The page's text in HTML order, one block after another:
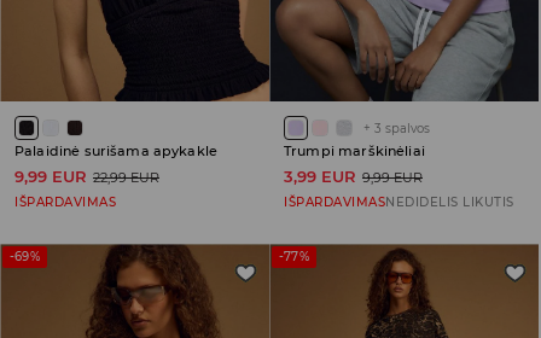
Palaidinė surišama apykakle
9,99 EUR 22,99 EUR
IŠPARDAVIMAS
+ 3 spalvos
Trumpi marškinėliai
3,99 EUR 9,99 EUR
IŠPARDAVIMASNEDIDELIS LIKUTIS
-69% -77%